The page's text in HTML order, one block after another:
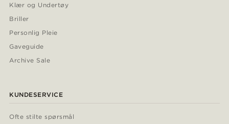
Klær og Undertøy
Briller
Personlig Pleie
Gaveguide
Archive Sale
KUNDESERVICE
Ofte stilte spørsmål